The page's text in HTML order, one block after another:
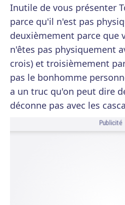
Inutile de vous présenter
parce qu'il n'est pas
deuxièmement parce que
n'êtes pas physiquement
crois) et troisièmement
pas le bonhomme
a un truc qu'on peut dire
déconne pas avec les
Publicité